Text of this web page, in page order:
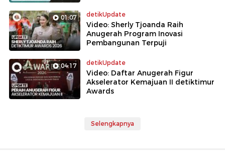
01:07 detikUpdate
Video: Sherly Tjoanda Raih
Anugerah Program Inovasi
Pembangunan Terpuji
04:17 detikUpdate
Video: Daftar Anugerah Figur
Akselerator Kemajuan II detiktimur
Awards
Selengkapnya